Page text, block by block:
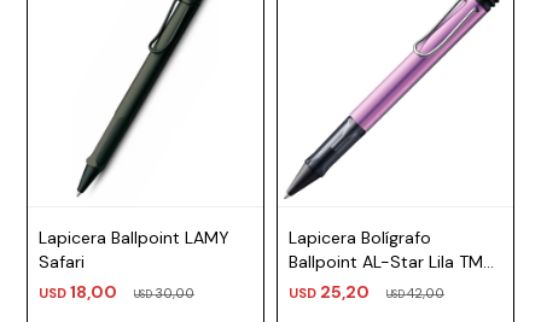
Lapicera Ballpoint LAMY
Safari
USD 18,00 USD30,00
Lapicera Bolígrafo
Ballpoint AL-Star Lila TM
negro Lamy
USD 25,20 USD42,00